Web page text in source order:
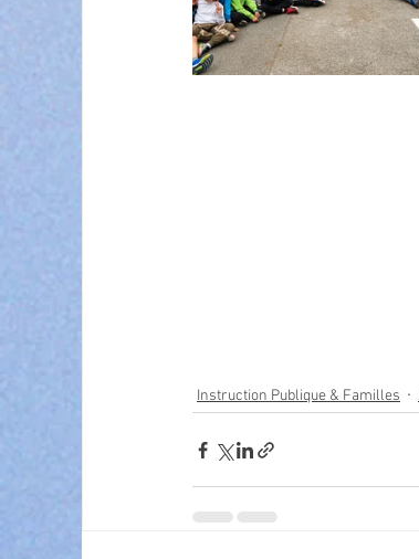
Instruction Publique & Familles